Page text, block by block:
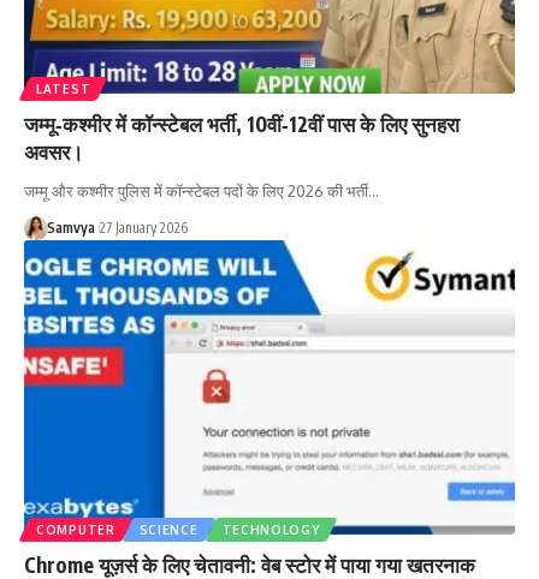
LATEST
जम्मू‑कश्मीर में कॉन्स्टेबल भर्ती, 10वीं‑12वीं पास के लिए सुनहरा
अवसर।
जम्मू और कश्मीर पुलिस में कॉन्स्टेबल पदों के लिए 2026 की भर्ती…
Samvya 27 January 2026
COMPUTER SCIENCE TECHNOLOGY
Chrome यूज़र्स के लिए चेतावनी: वेब स्टोर में पाया गया खतरनाक